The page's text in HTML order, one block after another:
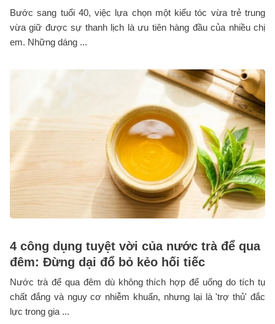
Bước sang tuổi 40, việc lựa chọn một kiểu tóc vừa trẻ trung
vừa giữ được sự thanh lịch là ưu tiên hàng đầu của nhiều chị
em. Những dáng ...
4 công dụng tuyệt vời của nước trà để qua
đêm: Đừng dại đổ bỏ kẻo hối tiếc
Nước trà để qua đêm dù không thích hợp để uống do tích tụ
chất đắng và nguy cơ nhiễm khuẩn, nhưng lại là 'trợ thủ' đắc
lực trong gia ...